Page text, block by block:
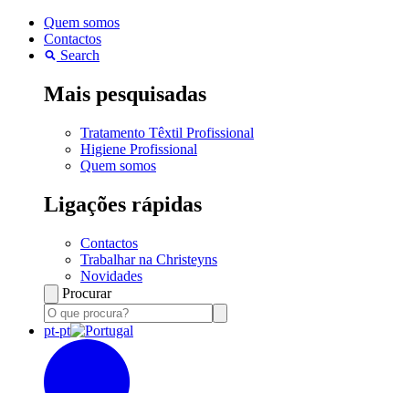
Quem somos
Contactos
Search
Mais pesquisadas
Tratamento Têxtil Profissional
Higiene Profissional
Quem somos
Ligações rápidas
Contactos
Trabalhar na Christeyns
Novidades
Procurar
pt-pt